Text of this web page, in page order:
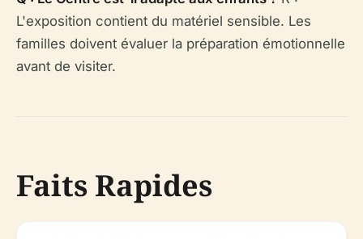
L'exposition contient du matériel sensible. Les
familles doivent évaluer la préparation émotionnelle
avant de visiter.
Faits Rapides